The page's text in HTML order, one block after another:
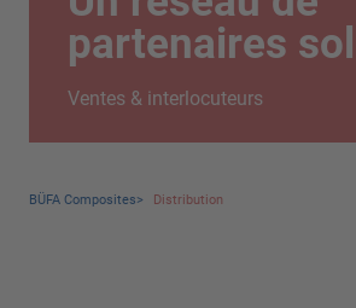
partenaires
Ventes & interlocuteurs
BÜFA Composites> Distribution